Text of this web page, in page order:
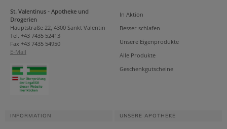
St. Valentinus - Apotheke und
Drogerien
Hauptstraße 22, 4300 Sankt Valentin
Tel. +43 7435 52413
Fax +43 7435 54950
E-Mail
In Aktion
Besser schlafen
Unsere Eigenprodukte
Alle Produkte
Geschenkgutscheine
INFORMATION UNSERE APOTHEKE